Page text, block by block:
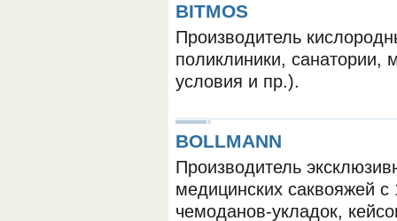
BITMOS
Производитель
поликлиники,
условия и пр.).
BOLLMANN
Производитель
медицинских саквояжей
чемоданов-укладок,